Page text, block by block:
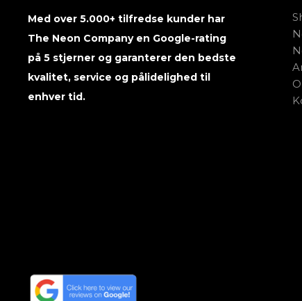
Med over 5.000+ tilfredse kunder har
The Neon Company en Google-rating
på 5 stjerner og garanterer den bedste
kvalitet, service og pålidelighed til
enhver tid.